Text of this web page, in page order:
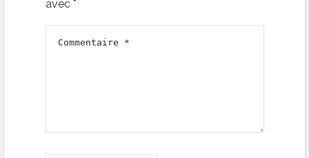
avec *